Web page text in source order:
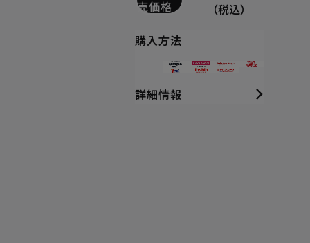
売価格
（税込）
購入方法
詳細情報